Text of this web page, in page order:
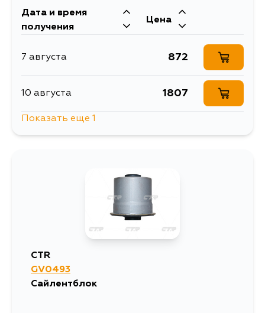
Дата и время
получения
Цена
7 августа 872
10 августа 1807
Показать еще 1
CTR
GV0493
Сайлентблок